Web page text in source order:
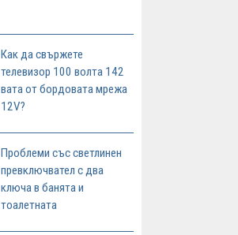
Как да свържете
телевизор 100 волта 142
вата от бордовата мрежа
12V?
Проблеми със светлинен
превключвател с два
ключа в банята и
тоалетната